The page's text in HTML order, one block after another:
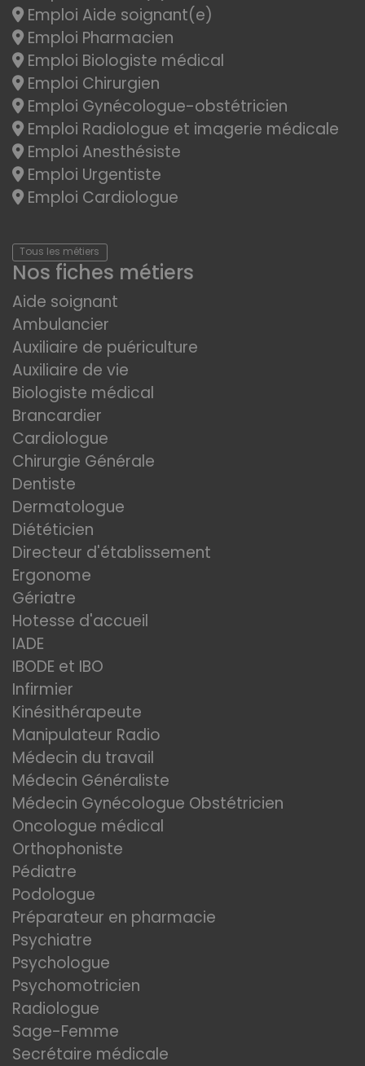
Emploi Aide soignant(e)
Emploi Pharmacien
Emploi Biologiste médical
Emploi Chirurgien
Emploi Gynécologue-obstétricien
Emploi Radiologue et imagerie médicale
Emploi Anesthésiste
Emploi Urgentiste
Emploi Cardiologue
Tous les métiers
Nos fiches métiers
Aide soignant
Ambulancier
Auxiliaire de puériculture
Auxiliaire de vie
Biologiste médical
Brancardier
Cardiologue
Chirurgie Générale
Dentiste
Dermatologue
Diététicien
Directeur d'établissement
Ergonome
Gériatre
Hotesse d'accueil
IADE
IBODE et IBO
Infirmier
Kinésithérapeute
Manipulateur Radio
Médecin du travail
Médecin Généraliste
Médecin Gynécologue Obstétricien
Oncologue médical
Orthophoniste
Pédiatre
Podologue
Préparateur en pharmacie
Psychiatre
Psychologue
Psychomotricien
Radiologue
Sage-Femme
Secrétaire médicale